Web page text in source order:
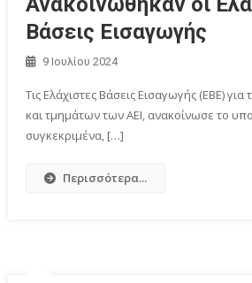
Βάσεις Εισαγωγής
9 Ιουλίου 2024
Τις Ελάχιστες Βάσεις Εισαγωγής (ΕΒΕ)
και τμημάτων των ΑΕΙ, ανακοίνωσε το
συγκεκριμένα, […]
Περισσότερα...